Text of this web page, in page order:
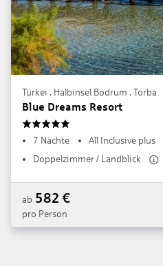
Türkei . Halbinsel Bodrum . Torba
Blue Dreams Resort
7 Nächte
All Inclusive plus
Doppelzimmer / Landblick
ab 582 €
pro Person